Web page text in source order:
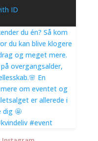
ID